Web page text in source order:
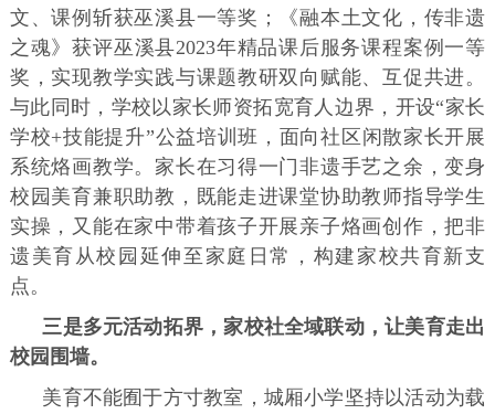
文、课例斩获巫溪县一等奖；《融本土文化，传非遗
之魂》获评巫溪县2023年精品课后服务课程案例一等
奖，实现教学实践与课题教研双向赋能、互促共进。
与此同时，学校以家长师资拓宽育人边界，开设“家长
学校+技能提升”公益培训班，面向社区闲散家长开展
系统烙画教学。家长在习得一门非遗手艺之余，变身
校园美育兼职助教，既能走进课堂协助教师指导学生
实操，又能在家中带着孩子开展亲子烙画创作，把非
遗美育从校园延伸至家庭日常，构建家校共育新支
点。
三是多元活动拓界，家校社全域联动，让美育走出
校园围墙。
美育不能囿于方寸教室，城厢小学坚持以活动为载